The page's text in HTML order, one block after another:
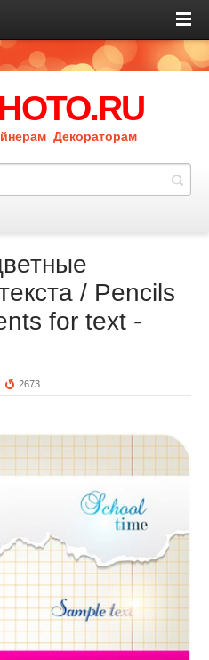
Декораторам
/ Pencils
for text -
2673